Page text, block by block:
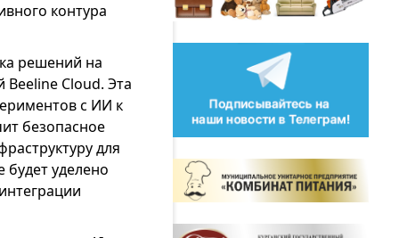
контура
решений на
Cloud. Эта
с ИИ к
безопасное
для
уделено